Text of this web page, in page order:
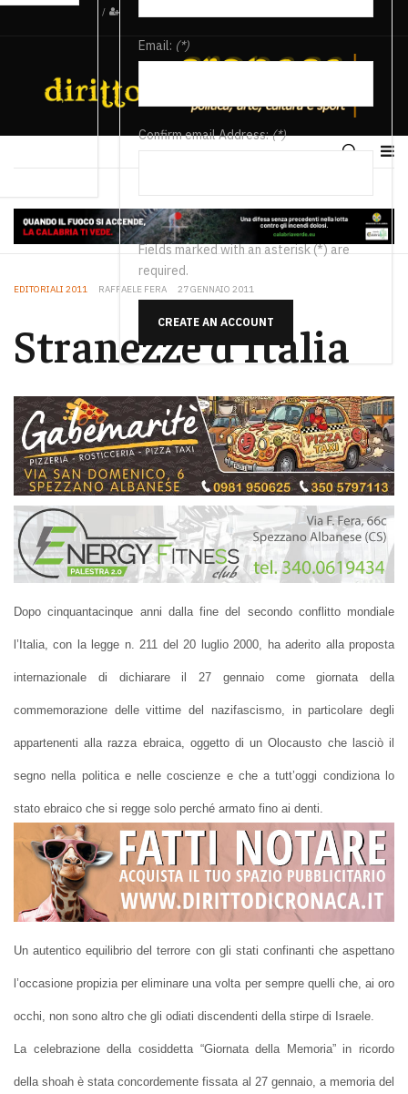
/
Email: (*)
Confirm email Address:(*)
Fields marked with an asterisk (*) are
required.
CREATE AN ACCOUNT
EDITORIALI 2011 RAFFAELE FERA 27 GENNAIO 2011
Stranezze d'Italia
Dopo cinquantacinque anni dalla fine del secondo conflitto mondiale
l’Italia, con la legge n. 211 del 20 luglio 2000, ha aderito alla proposta
internazionale di dichiarare il 27 gennaio come giornata della
commemorazione delle vittime del nazifascismo, in particolare degli
appartenenti alla razza ebraica, oggetto di un Olocausto che lasciò il
segno nella politica e nelle coscienze e che a tutt’oggi condiziona lo
stato ebraico che si regge solo perché armato fino ai denti.
Un autentico equilibrio del terrore con gli stati confinanti che aspettano
l’occasione propizia per eliminare una volta per sempre quelli che, ai oro
occhi, non sono altro che gli odiati discendenti della stirpe di Israele.
La celebrazione della cosiddetta “Giornata della Memoria” in ricordo
della shoah è stata concordemente fissata al 27 gennaio, a memoria del